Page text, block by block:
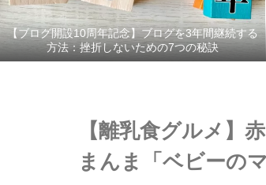
【ブログ開設10周年記念】ブログを3年間継続する
方法：挫折しないための7つの秘訣
【離乳食グルメ】
まんま「ベビーの